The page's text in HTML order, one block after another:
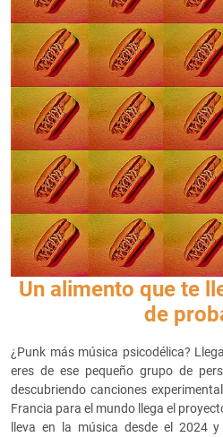
Un alimento que te
de
¿Punk más música psicodélica?
eres de ese pequeño grupo de
descubriendo canciones
Francia para el mundo llega el
lleva en la música desde el 2024